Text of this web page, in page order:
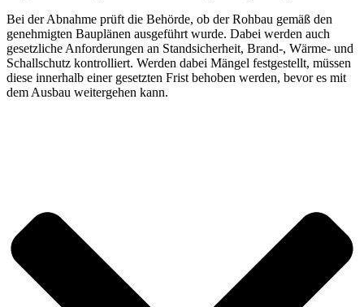
Bei der Abnahme prüft die Behörde, ob der Rohbau gemäß den
genehmigten Bauplänen ausgeführt wurde. Dabei werden auch
gesetzliche Anforderungen an Standsicherheit, Brand-, Wärme- und
Schallschutz kontrolliert. Werden dabei Mängel festgestellt, müssen
diese innerhalb einer gesetzten Frist behoben werden, bevor es mit
dem Ausbau weitergehen kann.